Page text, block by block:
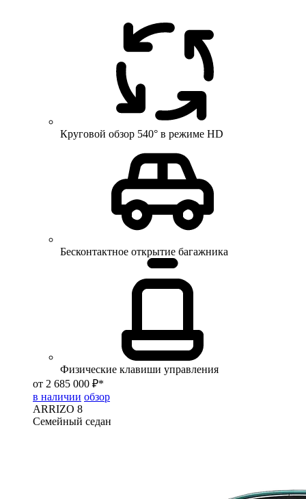
Круговой обзор 540° в режиме HD
Бесконтактное открытие багажника
Физические клавиши управления
от 2 685 000 ₽*
в наличии обзор
ARRIZO 8
Семейный седан